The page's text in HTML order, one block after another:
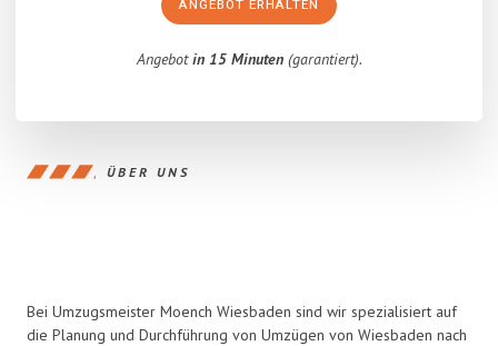
ANGEBOT ERHALTEN
Angebotin 15 Minuten(garantiert).
ÜBER UNS
Bei Umzugsmeister Moench Wiesbaden sind wir spezialisiert auf
die Planung und Durchführung von Umzügen von Wiesbaden nach